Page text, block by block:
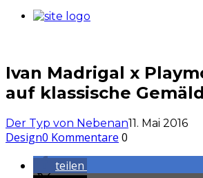
Ivan Madrigal x
auf klassische
Der Typ von Nebenan11. Mai 2016
Design0 Kommentare 0
teilen